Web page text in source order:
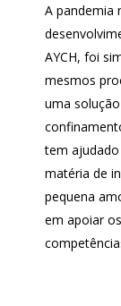
A pandemia
AYCH, foi
mesmos
uma
tem
matéria de
pequena
em apoiar